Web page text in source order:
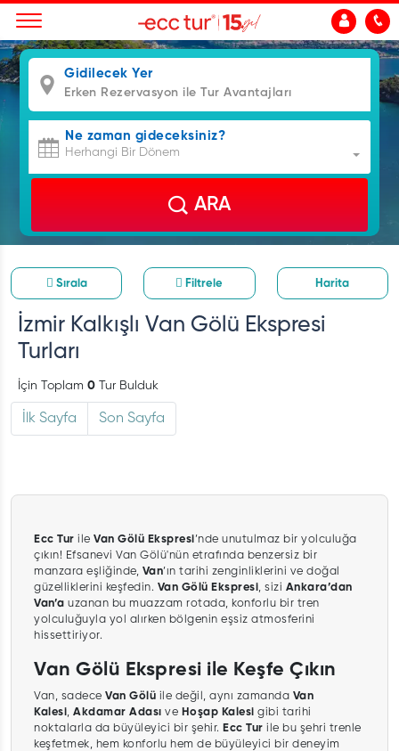
Gidilecek Yer
Ne zaman gideceksiniz?
Herhangi Bir Dönem
ARA
Sırala Filtrele Harita
İzmir Kalkışlı Van Gölü Ekspresi
Turları
İçin Toplam 0 Tur Bulduk
İlk Sayfa Son Sayfa
Ecc Tur ile Van Gölü Ekspresi’nde unutulmaz bir yolculuğa
çıkın! Efsanevi Van Gölü'nün etrafında benzersiz bir
manzara eşliğinde, Van’ın tarihi zenginliklerini ve doğal
güzelliklerini keşfedin. Van Gölü Ekspresi, sizi Ankara’dan
Van’a uzanan bu muazzam rotada, konforlu bir tren
yolculuğuyla yol alırken bölgenin eşsiz atmosferini
hissettiriyor.
Van Gölü Ekspresi ile Keşfe Çıkın
Van, sadece Van Gölü ile değil, aynı zamanda Van
Kalesi, Akdamar Adası ve Hoşap Kalesi gibi tarihi
noktalarla da büyüleyici bir şehir. Ecc Tur ile bu şehri trenle
keşfetmek, hem konforlu hem de büyüleyici bir deneyim